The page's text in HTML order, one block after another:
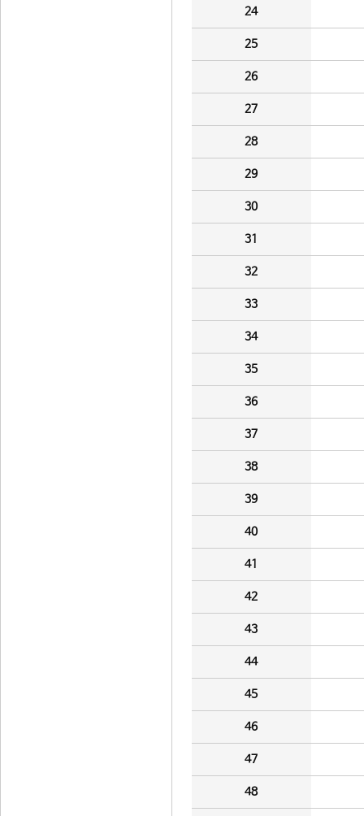
24
25
26
27
28
29
30
31
32
33
34
35
36
37
38
39
40
41
42
43
44
45
46
47
48